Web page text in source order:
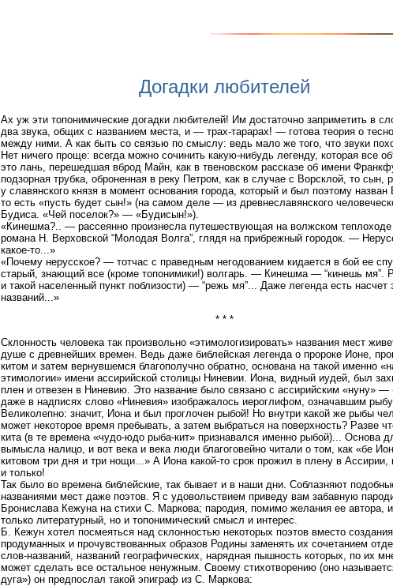
Догадки любителей
Ax уж эти топонимические догадки любителей! Им достаточно заприметить в
два звука, общих с названием места, и — трах-тарарах! — готова теория о
между ними. А как быть со связью по смыслу: ведь мало же того, что звуки
Нет ничего проще: всегда можно сочинить какую-нибудь легенду, которая все
это лань, перешедшая вброд Майн, как в твеновском рассказе об имени
подзорная трубка, оброненная в реку Петром, как в случае с Ворсклой, тo сын,
у славянского князя в момент основания города, который и был поэтому
то есть «пусть будет сын!» (на самом деле — из древнеславянского
Будиса. «Чей поселок?» — «Будисын!»).
«Кинешма?.. — рассеянно произнесла путешествующая на волжском
романа Н. Верховской “Молодая Волга”, глядя на прибрежный городок. —
какое-то...»
«Почему нерусское? — тотчас с праведным негодованием кидается в бой ее
старый, знающий все (кроме топонимики!) волгарь. — Кинешма — “кинешь мя”.
и такой населенный пункт поблизости) — “режь мя”... Даже легенда есть насчет
названий...»
* * *
Склонность человека так произвольно «этимологизировать» названия мест
душе с древнейших времен. Ведь даже библейская легенда о пророке Ионе,
китом и затем вернувшемся благополучно обратно, основана на такой именно
этимологии» имени ассирийской столицы Ниневии. Иона, видный иудей, был
плен и отвезен в Ниневию. Это название было связано с ассирийским «нуну» —
даже в надписях слово «Ниневия» изображалось иероглифом, означавшим
Великолепно: значит, Иона и был проглочен рыбой! Но внутри какой же рыбы
может некоторое время пребывать, а затем выбраться на поверхность? Разве
кита (в те времена «чудо-юдо рыба-кит» признавался именно рыбой)... Основа
вымысла налицо, и вот века и века люди благоговейно читали о том, как «бе
китовом три дня и три нощи...» А Иона какой-то срок прожил в плену в Ассирии,
и только!
Так было во времена библейские, так бывает и в наши дни. Соблазняют
названиями мест даже поэтов. Я с удовольствием приведу вам забавную
Бронислава Кежуна на стихи С. Маркова; пародия, помимо желания ее автора,
только литературный, но и топонимический смысл и интерес.
Б. Кежун хотел посмеяться над склонностью некоторых поэтов вместо
продуманных и прочувствованных образов Родины заменять их сочетанием
слов-названий, названий географических, нарядная пышность которых, по их
может сделать все остальное ненужным. Своему стихотворению (оно
дуга») он предпослал такой эпиграф из С. Маркова: